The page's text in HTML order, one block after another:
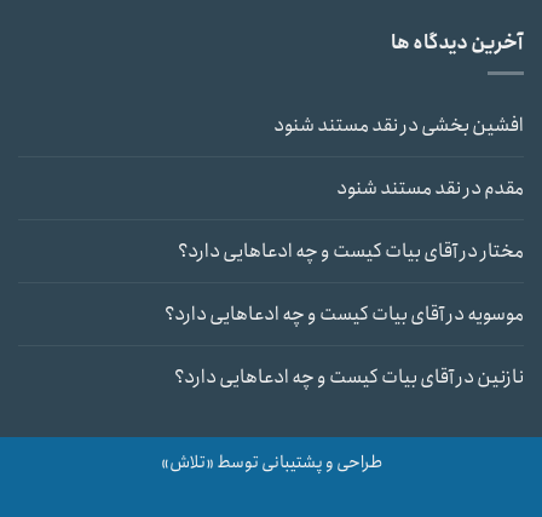
آخرین دیدگاه ها
افشین بخشیدرنقد مستند شنود
مقدمدرنقد مستند شنود
مختاردرآقای بیات کیست و چه ادعاهایی دارد؟
موسویهدرآقای بیات کیست و چه ادعاهایی دارد؟
نازنیندرآقای بیات کیست و چه ادعاهایی دارد؟
طراحی و پشتیبانی توسط «تلاش»